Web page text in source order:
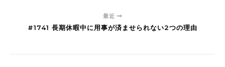
最近
#1741 長期休暇中に用事が済ませられない2つの理由